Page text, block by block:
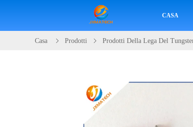
CASA
Casa Prodotti Prodotti Della Lega Del